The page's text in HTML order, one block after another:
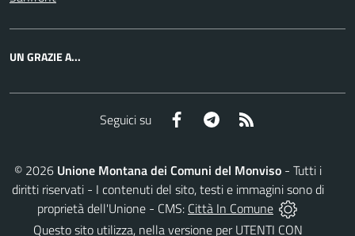
UN GRAZIE A...
Seguici su Facebook Telegram
© 2026 Unione Montana dei Comuni del Monviso - Tutti i
diritti riservati - I contenuti del sito, testi e immagini sono di
proprietà dell'Unione - CMS: Città In Comune
Questo sito utilizza, nella versione per UTENTI CON